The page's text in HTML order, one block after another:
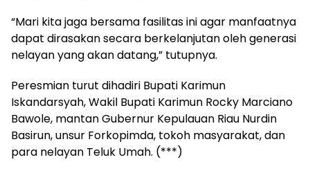
“Mari kita jaga bersama fasilitas ini agar manfaatnya
dapat dirasakan secara berkelanjutan oleh generasi
nelayan yang akan datang,” tutupnya.
Peresmian turut dihadiri Bupati Karimun
Iskandarsyah, Wakil Bupati Karimun Rocky Marciano
Bawole, mantan Gubernur Kepulauan Riau Nurdin
Basirun, unsur Forkopimda, tokoh masyarakat, dan
para nelayan Teluk Umah. (***)